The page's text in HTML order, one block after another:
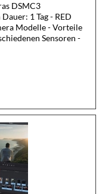
DSMC3
1 Tag - RED
Modelle - Vorteile
Sensoren -